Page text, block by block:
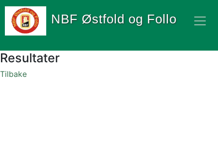
NBF Østfold og Follo
Resultater
Tilbake